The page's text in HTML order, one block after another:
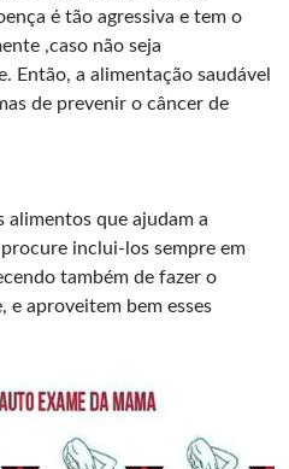
é tão agressiva e tem o
,caso não seja
Então, a alimentação saudável
de prevenir o câncer de
alimentos que ajudam a
inclui-los sempre em
também de fazer o
e aproveitem bem esses